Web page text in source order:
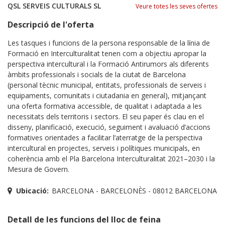
QSL SERVEIS CULTURALS SL Veure totes les seves ofertes
Descripció de l'oferta
Les tasques i funcions de la persona responsable de la línia de
Formació en Interculturalitat tenen com a objectiu apropar la
perspectiva intercultural i la Formació Antirumors als diferents
àmbits professionals i socials de la ciutat de Barcelona
(personal tècnic municipal, entitats, professionals de serveis i
equipaments, comunitats i ciutadania en general), mitjançant
una oferta formativa accessible, de qualitat i adaptada a les
necessitats dels territoris i sectors. El seu paper és clau en el
disseny, planificació, execució, seguiment i avaluació d’accions
formatives orientades a facilitar l’aterratge de la perspectiva
intercultural en projectes, serveis i polítiques municipals, en
coherència amb el Pla Barcelona Interculturalitat 2021–2030 i la
Mesura de Govern.
Ubicació: BARCELONA - BARCELONÈS - 08012 BARCELONA
Detall de les funcions del lloc de feina